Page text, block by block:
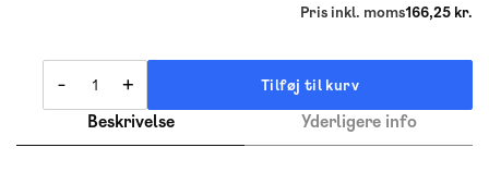
Pris inkl. moms166,25 kr.
- + Tilføj til kurv
Beskrivelse Yderligere info